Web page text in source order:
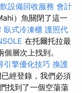
設備回收服務 會計
）魚關閉了這一
臥式冷凍櫃 護照代
在托爾托拉最
層次上找到。
引擎優化技巧 換護
經登錄，我們必須
找到了一個空蕩蕩